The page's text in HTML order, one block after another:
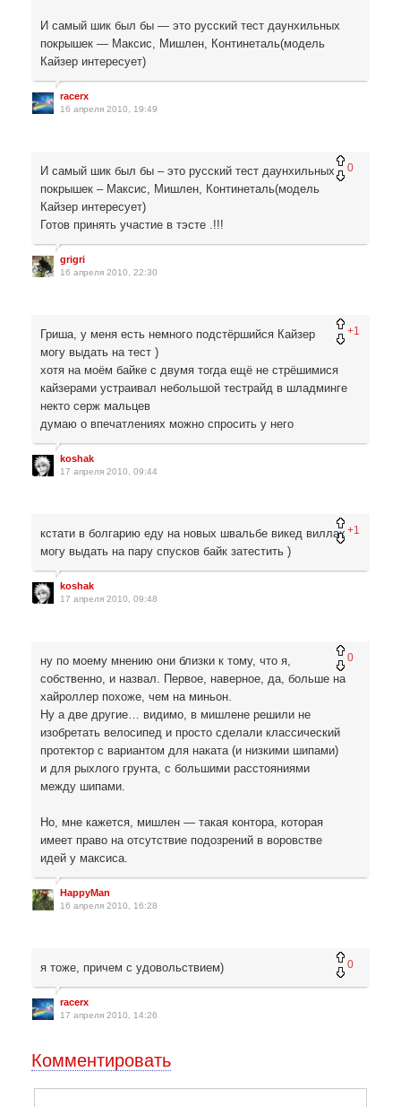
И самый шик был бы — это русский тест даунхильных
покрышек — Максис, Мишлен, Континеталь(модель
Кайзер интересует)
racerx
16 апреля 2010, 19:49
0
И самый шик был бы – это русский тест даунхильных
покрышек – Максис, Мишлен, Континеталь(модель
Кайзер интересует)
Готов принять участие в тэсте .!!!
grigri
16 апреля 2010, 22:30
+1
Гриша, у меня есть немного подстёршийся Кайзер
могу выдать на тест )
хотя на моём байке с двумя тогда ещё не стрёшимися
кайзерами устраивал небольшой тестрайд в шладминге
некто серж мальцев
думаю о впечатлениях можно спросить у него
koshak
17 апреля 2010, 09:44
+1
кстати в болгарию еду на новых швальбе викед виллах
могу выдать на пару спусков байк затестить )
koshak
17 апреля 2010, 09:48
0
ну по моему мнению они близки к тому, что я,
собственно, и назвал. Первое, наверное, да, больше на
хайроллер похоже, чем на миньон.
Ну а две другие… видимо, в мишлене решили не
изобретать велосипед и просто сделали классический
протектор с вариантом для наката (и низкими шипами)
и для рыхлого грунта, с большими расстояниями
между шипами.
Но, мне кажется, мишлен — такая контора, которая
имеет право на отсутствие подозрений в воровстве
идей у максиса.
HappyMan
16 апреля 2010, 16:28
0
я тоже, причем с удовольствием)
racerx
17 апреля 2010, 14:26
Комментировать